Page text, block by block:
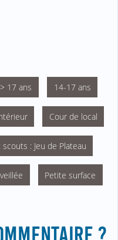
> 17 ans 14-17 ans
Cour de local
scouts : Jeu de Plateau
Petite surface